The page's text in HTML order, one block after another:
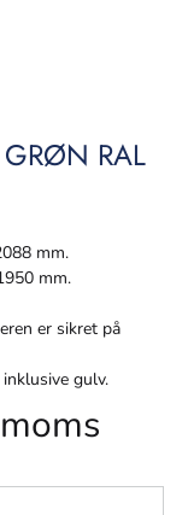
RAL
mm.
mm.
er sikret på
gulv.